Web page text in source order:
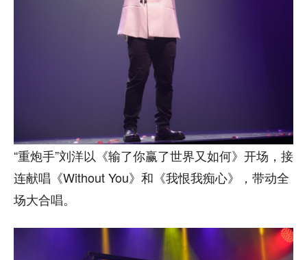
“重炮手”刘洋以《输了你赢了世界又如何》开场，接
连献唱《Without You》和《我恨我痴心》，带动全
场大合唱。